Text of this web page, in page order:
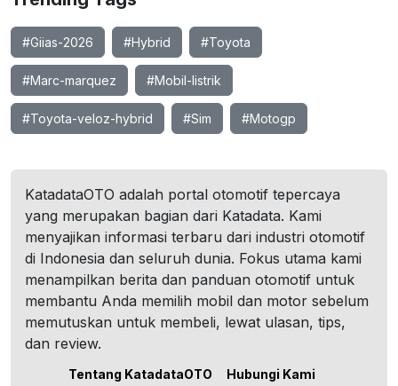
#Giias-2026 #Hybrid #Toyota
#Marc-marquez #Mobil-listrik
#Toyota-veloz-hybrid #Sim #Motogp
KatadataOTO adalah portal otomotif tepercaya
yang merupakan bagian dari Katadata. Kami
menyajikan informasi terbaru dari industri otomotif
di Indonesia dan seluruh dunia. Fokus utama kami
menampilkan berita dan panduan otomotif untuk
membantu Anda memilih mobil dan motor sebelum
memutuskan untuk membeli, lewat ulasan, tips,
dan review.
Tentang KatadataOTO Hubungi Kami